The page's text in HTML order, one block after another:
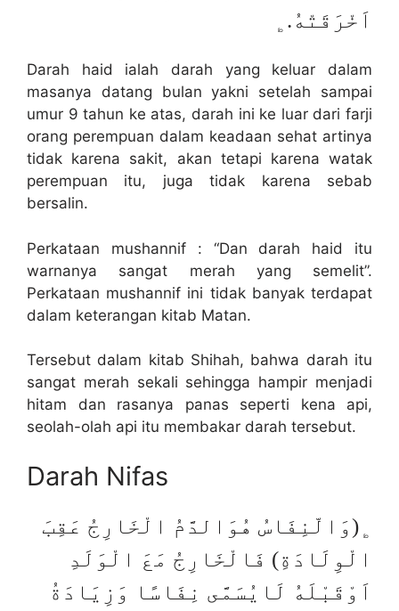
اَخْرَقَتْهُ.﯁
Darah haid ialah darah yang keluar dalam
masanya datang bulan yakni setelah sampai
umur 9 tahun ke atas, darah ini ke luar dari farji
orang perempuan dalam keadaan sehat artinya
tidak karena sakit, akan tetapi karena watak
perempuan itu, juga tidak karena sebab
bersalin.
Perkataan mushannif : “Dan darah haid itu
warnanya sangat merah yang semelit”.
Perkataan mushannif ini tidak banyak terdapat
dalam keterangan kitab Matan.
Tersebut dalam kitab Shihah, bahwa darah itu
sangat merah sekali sehingga hampir menjadi
hitam dan rasanya panas seperti kena api,
seolah-olah api itu membakar darah tersebut.
Darah Nifas
﯁(وَالّنِفَاسُ هُوَالدَّمُ الْخَارِجُ عَقِبَ
الْوِلَادَةِ) فَالْخَارِجُ مَعَ الْوَلَدِ
اَوْقَبْلَهُ لَايُسَمَّى نِفَاسًا وَزِيَادَةُ